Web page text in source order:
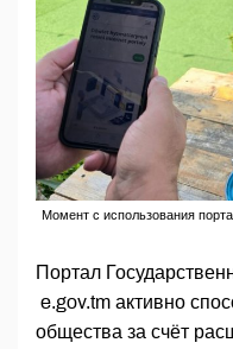
Момент с использования
Портал
e.gov.tm активно
общества за счёт